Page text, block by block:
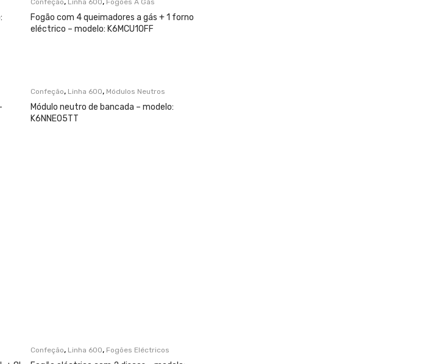
Confeção Linha 600 Fogões A Gás
Fogão com 4 queimadores a gás + 1 forno
eléctrico – modelo: K6MCU10FF
Confeção, Linha 600, Módulos Neutros
Módulo neutro de bancada – modelo:
K6NNE05TT
Confeção, Linha 600, Fogões Eléctricos